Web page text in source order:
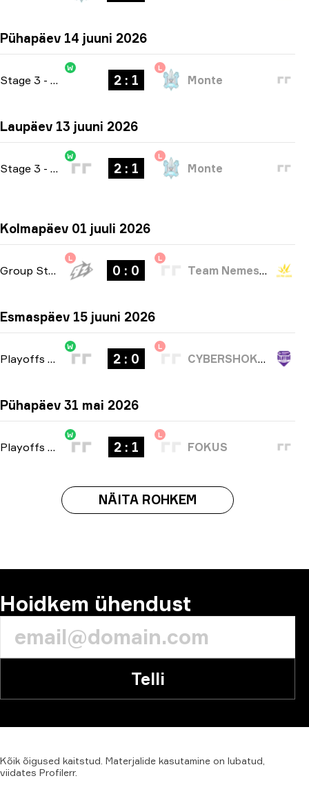
Pühapäev 14 juuni 2026
Stage 3 - bo3
W
2 : 1
L
Monte
Laupäev 13 juuni 2026
Stage 3 - bo3
W
2 : 1
L
Monte
Kolmapäev 01 juuli 2026
Group Stage -bo1
L
0 : 0
L
Team Nemesis
Esmaspäev 15 juuni 2026
Playoffs bo3
W
2 : 0
L
CYBERSHOKE Esports
Pühapäev 31 mai 2026
Playoffs bo3
W
2 : 1
L
FOKUS
NÄITA ROHKEM
Hoidkem ühendust
Telli
Kõik õigused kaitstud. Materjalide kasutamine on lubatud,
viidates Profilerr.